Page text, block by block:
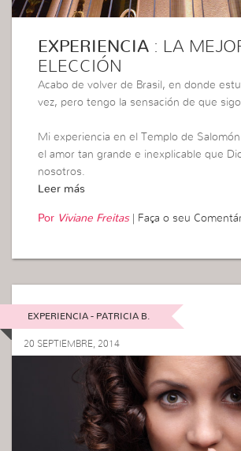
EXPERIENCIA : LA
ELECCIÓN
Acabo de volver de Brasil, en donde
vez, pero tengo la sensación de que
Mi experiencia en el Templo de
el amor tan grande e inexplicable que
nosotros.
Leer más
Por Viviane Freitas| Faça o seu
EXPERIENCIA - PATRICIA B.
20 SEPTIEMBRE, 2014